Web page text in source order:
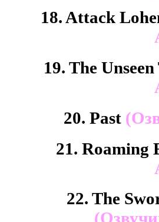
18. Attack
19. The
20. Past
21. Roaming
22. The